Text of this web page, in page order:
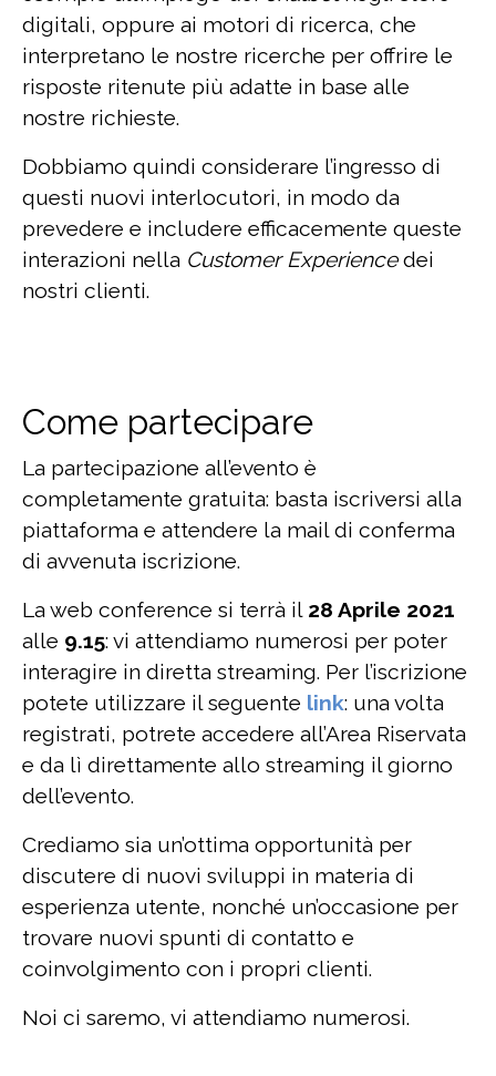
digitali, oppure ai motori di ricerca, che
interpretano le nostre ricerche per offrire le
risposte ritenute più adatte in base alle
nostre richieste.
Dobbiamo quindi considerare l’ingresso di
questi nuovi interlocutori, in modo da
prevedere e includere efficacemente queste
interazioni nella Customer Experiencedei
nostri clienti.
Come partecipare
La partecipazione all’evento è
completamente gratuita: basta iscriversi alla
piattaforma e attendere la mail di conferma
di avvenuta iscrizione.
La web conference si terrà il 28 Aprile 2021
alle 9.15: vi attendiamo numerosi per poter
interagire in diretta streaming. Per l’iscrizione
potete utilizzare il seguente link: una volta
registrati, potrete accedere all’Area Riservata
e da lì direttamente allo streaming il giorno
dell’evento.
Crediamo sia un’ottima opportunità per
discutere di nuovi sviluppi in materia di
esperienza utente, nonché un’occasione per
trovare nuovi spunti di contatto e
coinvolgimento con i propri clienti.
Noi ci saremo, vi attendiamo numerosi.